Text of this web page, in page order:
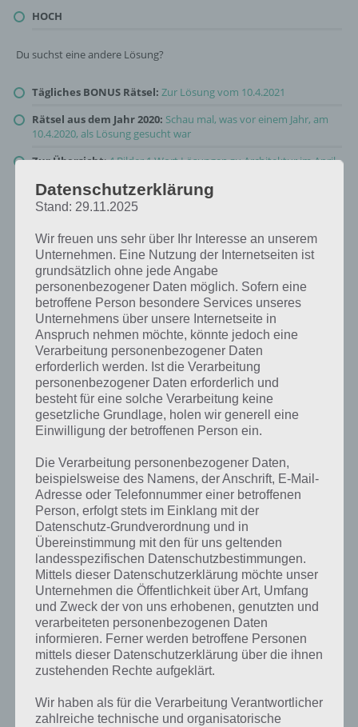
HOCH
Du suchst eine andere Lösung?
Tägliches BONUS Rätsel: Zur Lösung vom 10.4.2021
Rätsel aus dem Jahr 2020: Schau mal, was vor einem Jahr, am
10.4.2020, als Lösung gesucht war
Zur Übersicht:4 Bilder 1 Wort Lösungen zu Architektur im April
Kurze Begriffserklärung zur Lösung Hoch
Hoch ist die Lösung für das tägliche Rätsel am 10.4.2021 in 4 Bilder 1
Wort, doch welche Bedeutung hat dieses eigentlich und was gibt es
dazu zu wissen? Passt das Wort auch zu Architektur? Zu bestimmten
Begriffserklärung!
Datenschutzerklärung
Stand: 29.11.2025
Wir freuen uns sehr über Ihr Interesse an unserem
Unternehmen. Eine Nutzung der Internetseiten ist
grundsätzlich ohne jede Angabe
personenbezogener Daten möglich. Sofern eine
betroffene Person besondere Services unseres
Unternehmens über unsere Internetseite in
Anspruch nehmen möchte, könnte jedoch eine
Verarbeitung personenbezogener Daten
erforderlich werden. Ist die Verarbeitung
personenbezogener Daten erforderlich und
besteht für eine solche Verarbeitung keine
gesetzliche Grundlage, holen wir generell eine
Einwilligung der betroffenen Person ein.
Die Verarbeitung personenbezogener Daten,
beispielsweise des Namens, der Anschrift, E-Mail-
Adresse oder Telefonnummer einer betroffenen
Person, erfolgt stets im Einklang mit der
Datenschutz-Grundverordnung und in
Übereinstimmung mit den für uns geltenden
landesspezifischen Datenschutzbestimmungen.
Mittels dieser Datenschutzerklärung möchte unser
Unternehmen die Öffentlichkeit über Art, Umfang
und Zweck der von uns erhobenen, genutzten und
verarbeiteten personenbezogenen Daten
informieren. Ferner werden betroffene Personen
mittels dieser Datenschutzerklärung über die ihnen
zustehenden Rechte aufgeklärt.
Wir haben als für die Verarbeitung Verantwortlicher
zahlreiche technische und organisatorische